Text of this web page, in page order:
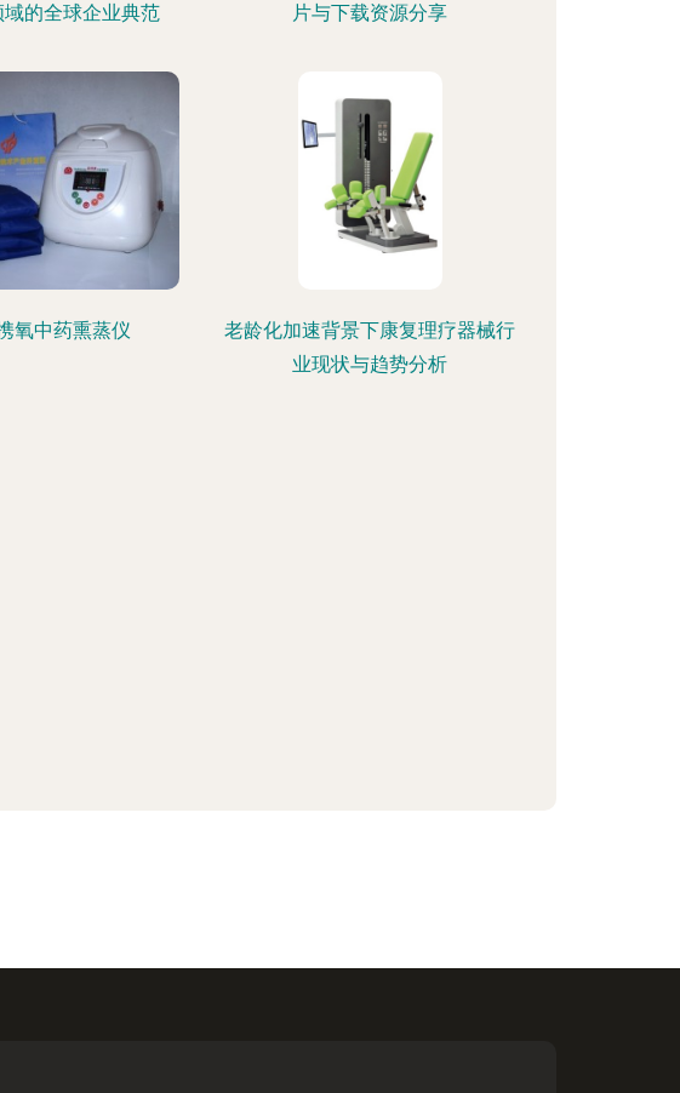
的全球企业典范
片与下载资源分享
氧中药熏蒸仪
老龄化加速背景下康复理疗器械行
业现状与趋势分析